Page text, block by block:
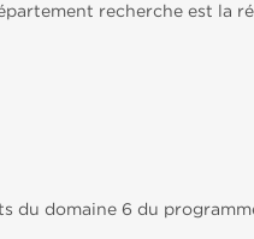
recherche est la
du domaine 6 du